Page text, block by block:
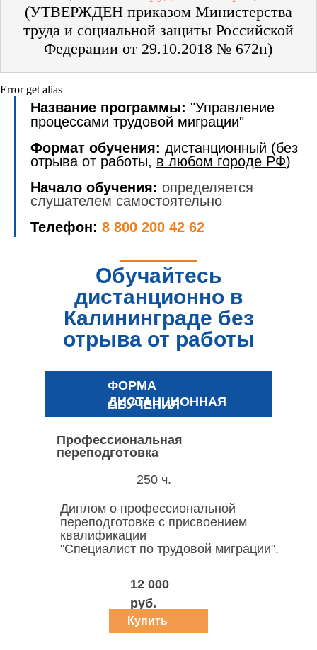
(УТВЕРЖДЕН приказом Министерства
труда и социальной защиты Российской
Федерации от 29.10.2018 № 672н)
Error get alias
Название программы: "Управление
процессами трудовой миграции"
Формат обучения: дистанционный (без
отрыва от работы, в любом городе РФ)
Начало обучения: определяется
слушателем самостоятельно
Телефон: 8 800 200 42 62
Обучайтесь
дистанционно в
Калининграде без
отрыва от работы
ФОРМА
ОБУЧЕНИЯ
ДИСТАНЦИОННАЯ
Профессиональная
переподготовка
Диплом о профессиональной
переподготовке c присвоением
квалификации
"Специалист по трудовой миграции".
250 ч.
12 000
руб.
Купить